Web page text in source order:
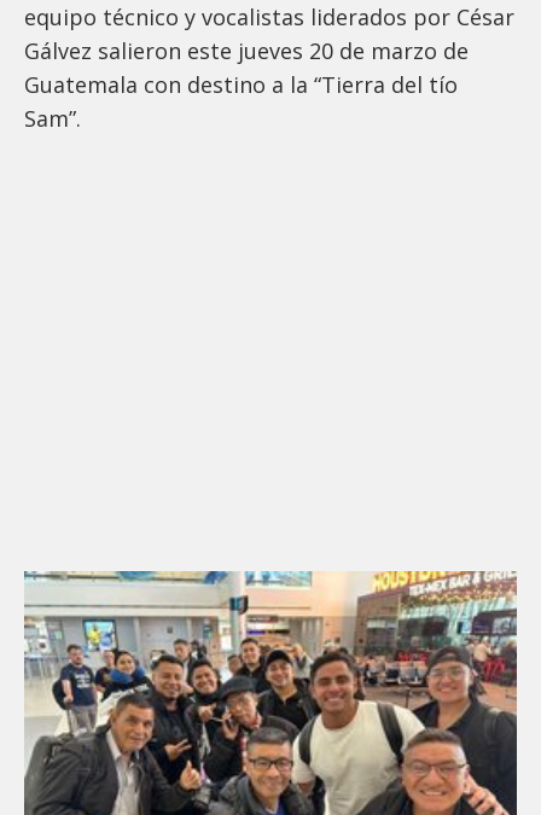
equipo técnico y vocalistas liderados por César
Gálvez salieron este jueves 20 de marzo de
Guatemala con destino a la “Tierra del tío
Sam”.